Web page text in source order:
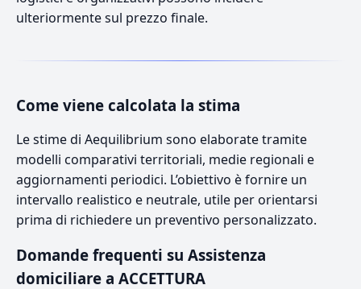
ulteriormente sul prezzo finale.
Come viene calcolata la stima
Le stime di Aequilibrium sono elaborate tramite
modelli comparativi territoriali, medie regionali e
aggiornamenti periodici. L’obiettivo è fornire un
intervallo realistico e neutrale, utile per orientarsi
prima di richiedere un preventivo personalizzato.
Domande frequenti su Assistenza
domiciliare a ACCETTURA